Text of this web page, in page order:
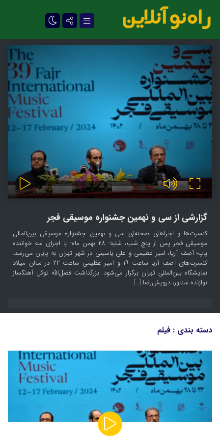
تلگرام
گزارشی از سی و نهمین جشنواره موسیقی فجر
کنسرت‌ها و اجراهای صحنه‌ای سی و نهمین جشنواره موسیقی بین‌المللی
موسیقی فجر پس از پنج شب، شنبه- ۲۸ بهمن ماه- با اجرای سه خواننده
پاپ؛ آصف آریا، امیر عظیمی و علی یاسینی در شهر تهران به پایان می‌رسد.
کنسرت‌های آصف آریا ساعت ۱۹ و امیر عظیمی ساعت ۲۲ در سالن میلاد
نمایشگاه بین‌المللی تهران برگزار می‌شود. بزرگداشت فضل‌الله توکل آهنگساز
نوازنده سنتور، درویش‌رضا […]
دسته بندی : فیلم